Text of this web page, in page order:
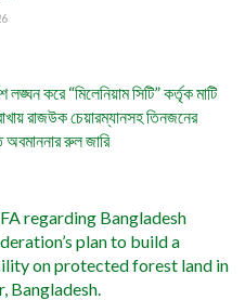
লঙ্ঘন করে “মিলেনিয়াম সিটি” কর্তৃক মাটি
রাজউক চেয়ারম্যানসহ তিনজনের
রুল জারি
regarding Bangladesh
plan to build a
on protected forest land in
Bangladesh.